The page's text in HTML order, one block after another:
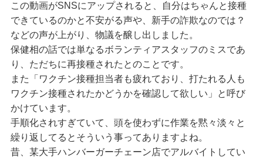
この動画がSNSにアップされると、自分はちゃんと接種
できているのかと不安がる声や、新手の詐欺なのでは？
などの声が上がり、物議を醸し出しました。
保健相の話では単なるボランティアスタッフのミスであ
り、ただちに再接種されたとのことです。
また「ワクチン接種担当者も疲れており、打たれる人も
ワクチン接種されたかどうかを確認して欲しい」と呼び
かけています。
手順化されすぎていて、頭を使わずに作業を黙々淡々と
繰り返してるとそういう事ってありますよね。
昔、某大手ハンバーガーチェーン店でアルバイトしてい